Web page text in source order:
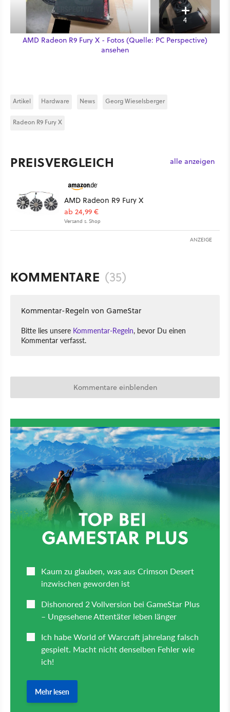
4
AMD Radeon R9 Fury X - Fotos (Quelle: PC Perspective)
ansehen
Artikel Hardware News Georg Wieselsberger
Radeon R9 Fury X
PREISVERGLEICH alle anzeigen
AMD Radeon R9 Fury X
ab 24,99 €
Versand s. Shop
ANZEIGE
KOMMENTARE (35)
Kommentar-Regeln von GameStar
Bitte lies unsere Kommentar-Regeln, bevor Du einen
Kommentar verfasst.
Kommentare einblenden